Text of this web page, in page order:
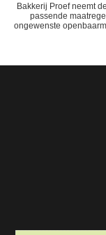
Bakkerij Proef neemt
passende
ongewenste